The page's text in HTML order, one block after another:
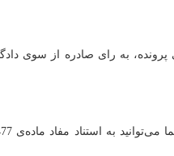
به رای صادره از سوی